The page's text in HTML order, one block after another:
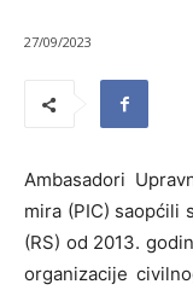
27/09/2023
Ambasadori
mira (PIC) saopćili
(RS) od 2013.
organizacije